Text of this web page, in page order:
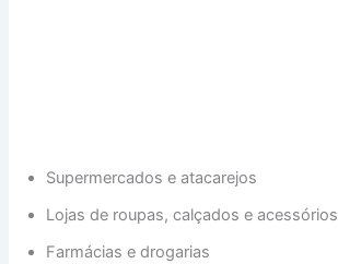
Supermercados e atacarejos
Lojas de roupas, calçados e acessórios
Farmácias e drogarias